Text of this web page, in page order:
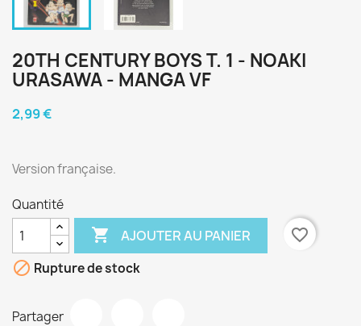
20TH CENTURY BOYS T. 1 - NOAKI
URASAWA - MANGA VF
2,99 €
Version française.
Quantité
 AJOUTER AU PANIER
favorite_border
 Rupture de stock
Partager